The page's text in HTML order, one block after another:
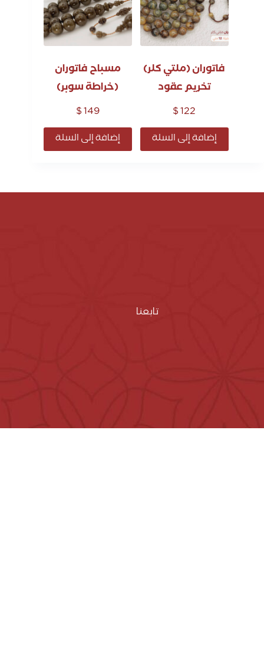
فاتوران (ملتي كلر)
تخريم عقود
$122
إضافة إلى السلة
مسباح فاتوران
(خراطة سوبر)
$149
إضافة إلى السلة
تابعنا